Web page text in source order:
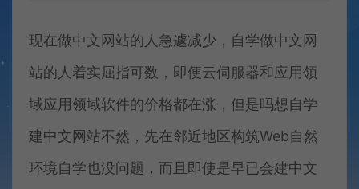
现在做中文网站的人急遽减少，自学做中文网
站的人着实屈指可数，即便云伺服器和应用领
域应用领域软件的价格都在涨，但是吗想自学
建中文网站不然，先在邻近地区构筑Web自然
环境自学也没问题，而且即使是早已会建中文